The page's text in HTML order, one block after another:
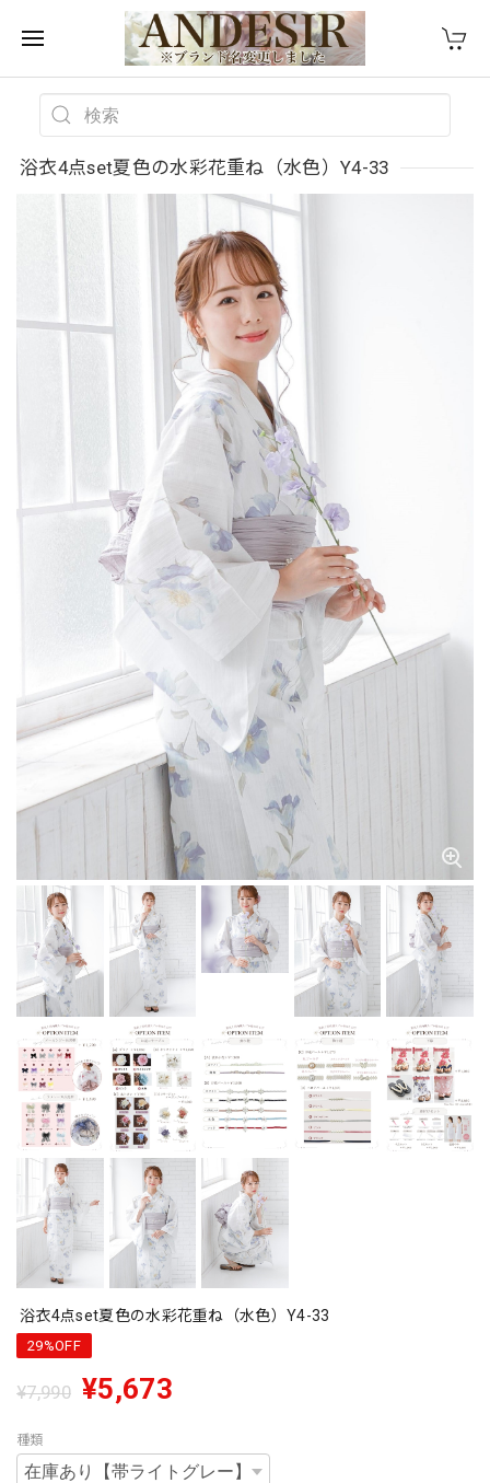
浴衣4点set夏色の水彩花重ね（水色）Y4-33
浴衣4点set夏色の水彩花重ね（水色）Y4-33
29%OFF
¥7,990 ¥5,673
種類